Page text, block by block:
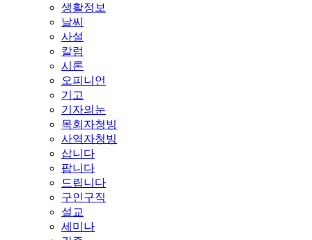
생활정보
날씨
사설
칼럼
시론
오피니언
기고
기자의눈
목회자청빙
사역자청빙
삽니다
팝니다
드립니다
구인구직
설교
세미나